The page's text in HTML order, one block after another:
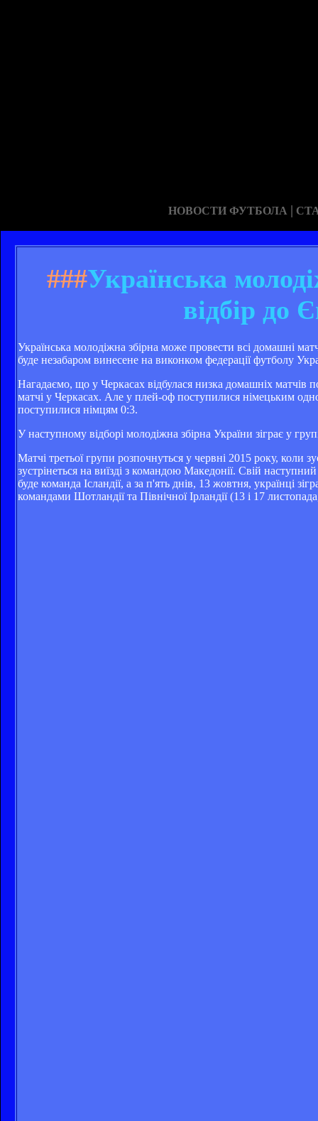
НОВОСТИ ФУТБОЛА |
###Українська
відбір до
Українська молодіжна збірна може провести всі домашні
буде незабаром винесене на виконком федерації футболу
Нагадаємо, що у Черкасах відбулася низка домашніх матчів
матчі у Черкасах. Але у плей-оф поступилися німецьким
поступилися німцям 0:3.
У наступному відборі молодіжна збірна України зіграє у
Матчі третьої групи розпочнуться у червні 2015 року, коли
зустрінеться на виїзді з командою Македонії. Свій
буде команда Ісландії, а за п'ять днів, 13 жовтня, українці
командами Шотландії та Північної Ірландії (13 і 17